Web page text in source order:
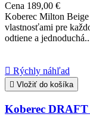
Cena 189,00 €
Koberec Milton
vlastnosťami pre
odtiene a
 Rýchly náhľad
 Vložiť do košíka
Koberec